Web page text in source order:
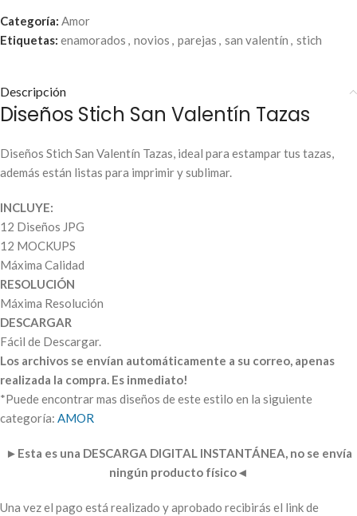
Categoría: Amor
Etiquetas: enamorados , novios , parejas , san valentín , stich
Descripción
Diseños Stich San Valentín Tazas
Diseños Stich San Valentín Tazas, ideal para estampar tus tazas,
además están listas para imprimir y sublimar.
INCLUYE:
12 Diseños JPG
12 MOCKUPS
Máxima Calidad
RESOLUCIÓN
Máxima Resolución
DESCARGAR
Fácil de Descargar.
Los archivos se envían automáticamente a su correo, apenas
realizada la compra. Es inmediato!
*Puede encontrar mas diseños de este estilo en la siguiente
categoría: AMOR
► Esta es una DESCARGA DIGITAL INSTANTÁNEA, no se envía
ningún producto físico◄
Una vez el pago está realizado y aprobado recibirás el link de